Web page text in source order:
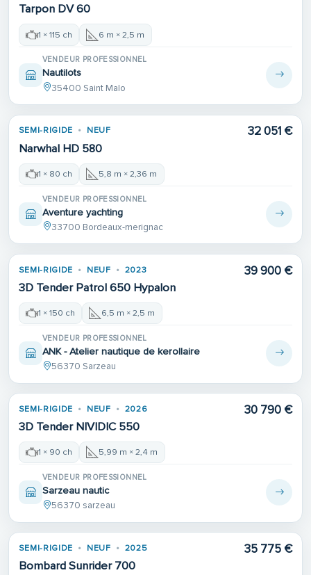
Tarpon DV 60
1 × 115 ch 6 m × 2,5 m
VENDEUR PROFESSIONNEL
Nautilots
35400 Saint Malo
SEMI-RIGIDE NEUF
Narwhal HD 580
32 051 €
1 × 80 ch 5,8 m × 2,36 m
VENDEUR PROFESSIONNEL
Aventure yachting
33700 Bordeaux-merignac
SEMI-RIGIDE NEUF 2023
3D Tender Patrol 650 Hypalon
39 900 €
1 × 150 ch 6,5 m × 2,5 m
VENDEUR PROFESSIONNEL
ANK - Atelier nautique de kerollaire
56370 Sarzeau
SEMI-RIGIDE NEUF 2026
3D Tender NIVIDIC 550
30 790 €
1 × 90 ch 5,99 m × 2,4 m
VENDEUR PROFESSIONNEL
Sarzeau nautic
56370 sarzeau
SEMI-RIGIDE NEUF 2025
Bombard Sunrider 700
35 775 €